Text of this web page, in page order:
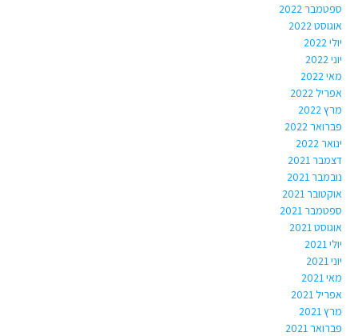
ספטמבר 2022
אוגוסט 2022
יולי 2022
יוני 2022
מאי 2022
אפריל 2022
מרץ 2022
פברואר 2022
ינואר 2022
דצמבר 2021
נובמבר 2021
אוקטובר 2021
ספטמבר 2021
אוגוסט 2021
יולי 2021
יוני 2021
מאי 2021
אפריל 2021
מרץ 2021
פברואר 2021